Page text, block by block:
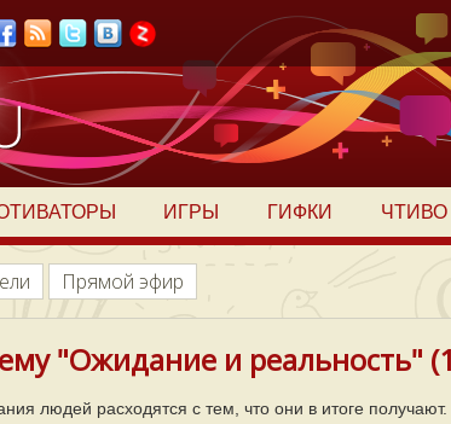
ИГРЫ ГИФКИ ЧТИВО
Прямой эфир
"Ожидание и реальность"
людей расходятся с тем, что они в итоге